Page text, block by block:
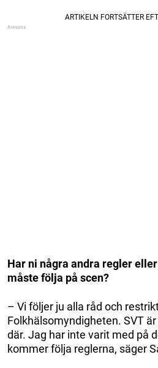
Har ni några andra regler
måste följa på scen?
– Vi följer ju alla råd och
Folkhälsomyndigheten. SVT
där. Jag har inte varit med på
kommer följa reglerna, säger